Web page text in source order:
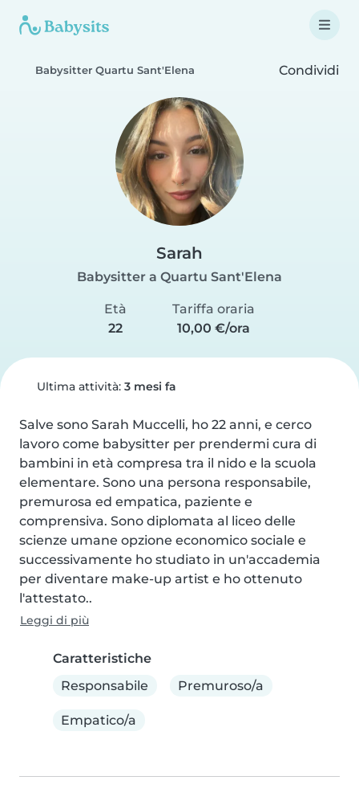
Babysitter Quartu Sant'Elena Condividi
Sarah
Babysitter a Quartu Sant'Elena
Età
22
Tariffa oraria
10,00 €/ora
Ultima attività: 3 mesi fa
Salve sono Sarah Muccelli, ho 22 anni, e cerco
lavoro come babysitter per prendermi cura di
bambini in età compresa tra il nido e la scuola
elementare. Sono una persona responsabile,
premurosa ed empatica, paziente e
comprensiva. Sono diplomata al liceo delle
scienze umane opzione economico sociale e
successivamente ho studiato in un'accademia
per diventare make-up artist e ho ottenuto
l'attestato..
Leggi di più
Caratteristiche
Responsabile
Premuroso/a
Empatico/a